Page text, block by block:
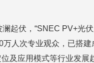
起伏，“SNEC PV+光
人次专业观众，已搭
及应用模式等行业发展